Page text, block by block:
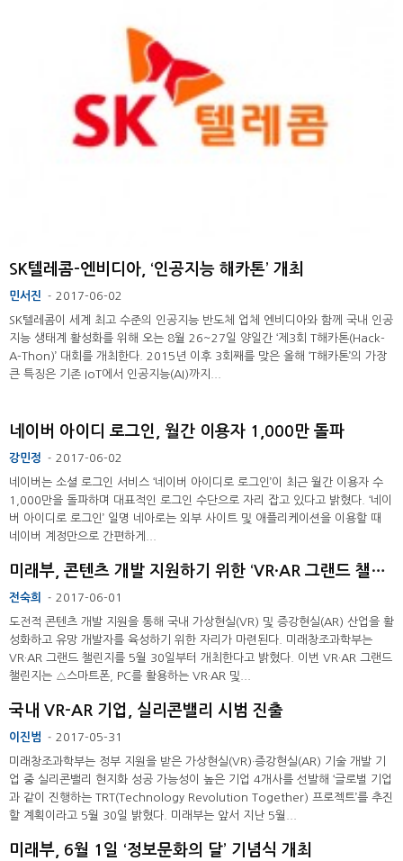
SK텔레콤-엔비디아, ‘인공지능 해카톤’ 개최
민서진 - 2017-06-02
SK텔레콤이 세계 최고 수준의 인공지능 반도체 업체 엔비디아와 함께 국내 인공
지능 생태계 활성화를 위해 오는 8월 26~27일 양일간 ‘제3회 T해카톤(Hack-
A-Thon)’ 대회를 개최한다. 2015년 이후 3회째를 맞은 올해 ‘T해카톤’의 가장
큰 특징은 기존 IoT에서 인공지능(AI)까지...
네이버 아이디 로그인, 월간 이용자 1,000만 돌파
강민정 - 2017-06-02
네이버는 소셜 로그인 서비스 ‘네이버 아이디로 로그인’이 최근 월간 이용자 수
1,000만을 돌파하며 대표적인 로그인 수단으로 자리 잡고 있다고 밝혔다. ‘네이
버 아이디로 로그인’ 일명 네아로는 외부 사이트 및 애플리케이션을 이용할 때
네이버 계정만으로 간편하게...
미래부, 콘텐츠 개발 지원하기 위한 ‘VR·AR 그랜드 챌린지’ 개최 ...
전숙희 - 2017-06-01
도전적 콘텐츠 개발 지원을 통해 국내 가상현실(VR) 및 증강현실(AR) 산업을 활
성화하고 유망 개발자를 육성하기 위한 자리가 마련된다. 미래창조과학부는
VR·AR 그랜드 챌린지를 5월 30일부터 개최한다고 밝혔다. 이번 VR·AR 그랜드
챌린지는 △스마트폰, PC를 활용하는 VR·AR 및...
국내 VR-AR 기업, 실리콘밸리 시범 진출
이진범 - 2017-05-31
미래창조과학부는 정부 지원을 받은 가상현실(VR)·증강현실(AR) 기술 개발 기
업 중 실리콘밸리 현지화 성공 가능성이 높은 기업 4개사를 선발해 ‘글로벌 기업
과 같이 진행하는 TRT(Technology Revolution Together) 프로젝트’를 추진
할 계획이라고 5월 30일 밝혔다. 미래부는 앞서 지난 5월...
미래부, 6월 1일 ‘정보문화의 달’ 기념식 개최